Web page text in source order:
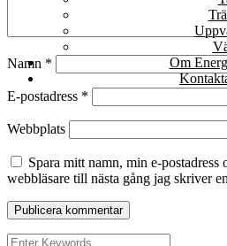
Om
Namn *
E-postadress *
Webbplats
Spara mitt namn, min e-postadress
webbläsare till nästa gång jag skriver